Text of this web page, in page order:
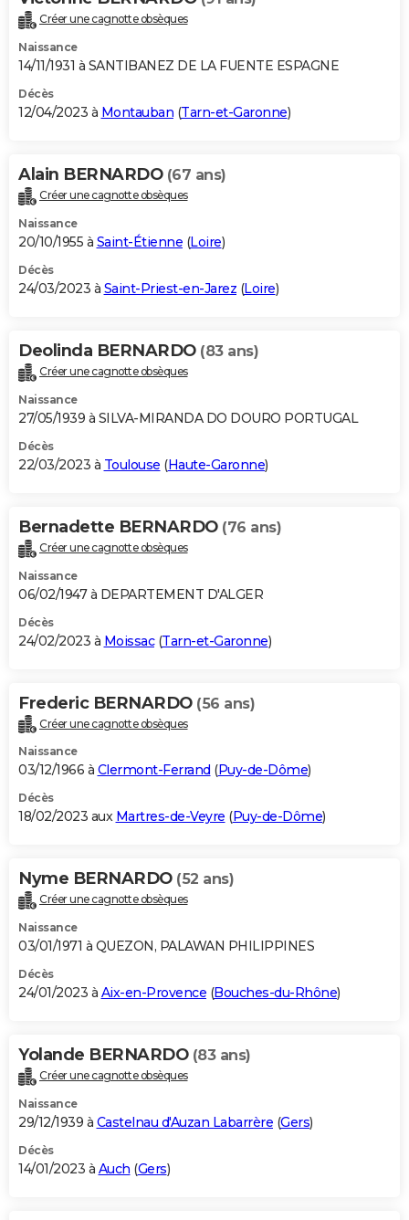
Créer une cagnotte obsèques
Naissance
14/11/1931 à SANTIBANEZ DE LA FUENTE ESPAGNE
Décès
12/04/2023 à Montauban (Tarn-et-Garonne)
Alain BERNARDO (67 ans)
Créer une cagnotte obsèques
Naissance
20/10/1955 à Saint-Étienne (Loire)
Décès
24/03/2023 à Saint-Priest-en-Jarez (Loire)
Deolinda BERNARDO (83 ans)
Créer une cagnotte obsèques
Naissance
27/05/1939 à SILVA-MIRANDA DO DOURO PORTUGAL
Décès
22/03/2023 à Toulouse (Haute-Garonne)
Bernadette BERNARDO (76 ans)
Créer une cagnotte obsèques
Naissance
06/02/1947 à DEPARTEMENT D'ALGER
Décès
24/02/2023 à Moissac(Tarn-et-Garonne)
Frederic BERNARDO (56 ans)
Créer une cagnotte obsèques
Naissance
03/12/1966 à Clermont-Ferrand (Puy-de-Dôme)
Décès
18/02/2023 aux Martres-de-Veyre (Puy-de-Dôme)
Nyme BERNARDO (52 ans)
Créer une cagnotte obsèques
Naissance
03/01/1971 à QUEZON, PALAWAN PHILIPPINES
Décès
24/01/2023 à Aix-en-Provence (Bouches-du-Rhône)
Yolande BERNARDO (83 ans)
Créer une cagnotte obsèques
Naissance
29/12/1939 à Castelnau d'Auzan Labarrère (Gers)
Décès
14/01/2023 à Auch (Gers)